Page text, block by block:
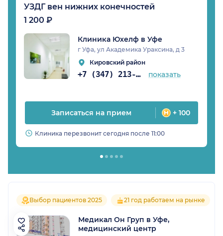
УЗДГ вен нижних конечностей
1 200 ₽
Клиника Юхелф в Уфе
г Уфа, ул Академика Ураксина, д 3
Кировский район
+7 (347) 213-17-40 показать
Записаться на прием + 100
Клиника перезвонит сегодня после 11:00
Выбор пациентов 2025 21 год работаем на рынке
Медикал Он Груп в Уфе,
медицинский центр